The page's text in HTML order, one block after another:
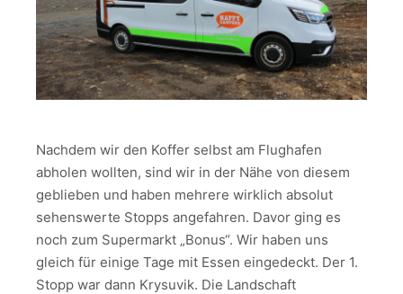
Nachdem wir den Koffer selbst am Flughafen
abholen wollten, sind wir in der Nähe von diesem
geblieben und haben mehrere wirklich absolut
sehenswerte Stopps angefahren. Davor ging es
noch zum Supermarkt „Bonus“. Wir haben uns
gleich für einige Tage mit Essen eingedeckt. Der 1.
Stopp war dann Krysuvik. Die Landschaft